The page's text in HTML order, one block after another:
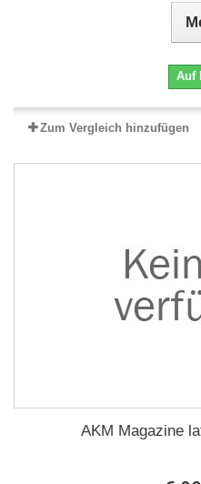
Auf
Zum Vergleich hinzufügen
AKM Magazine